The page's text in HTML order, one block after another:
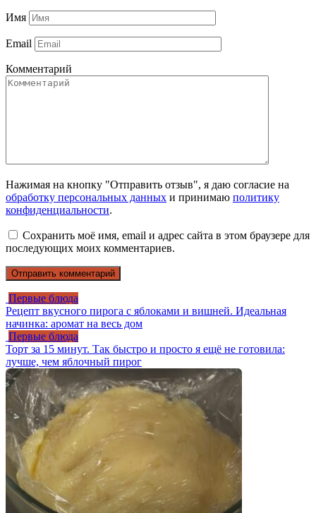
Имя
Email
Комментарий
Нажимая на кнопку "Отправить отзыв", я даю согласие на
обработку персональных данных и принимаю политику
конфиденциальности.
Сохранить моё имя, email и адрес сайта в этом браузере для
последующих моих комментариев.
Первые блюда
Рецепт вкусного пирога с яблоками и вишней. Идеальная
начинка: аромат на весь дом
Первые блюда
Торт за 15 минут. Так быстро и просто я ещё не готовила:
лучше, чем яблочный пирог